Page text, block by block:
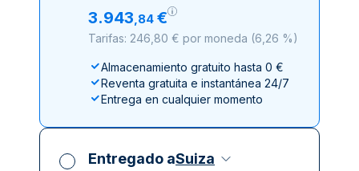
3.943,84 €
Tarifas: 246,80 € por moneda (6,26 %)
Almacenamiento gratuito hasta 0 €
Reventa gratuita e instantánea 24/7
Entrega en cualquier momento
Entregado aSuiza